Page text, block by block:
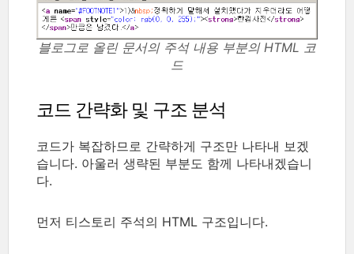
블로그로 올린 문서의 주석 내용 부분의 HTML 코
드
코드 간략화 및 구조 분석
코드가 복잡하므로 간략하게 구조만 나타내 보겠
습니다. 아울러 생략된 부분도 함께 나타내겠습니
다.
먼저 티스토리 주석의 HTML 구조입니다.